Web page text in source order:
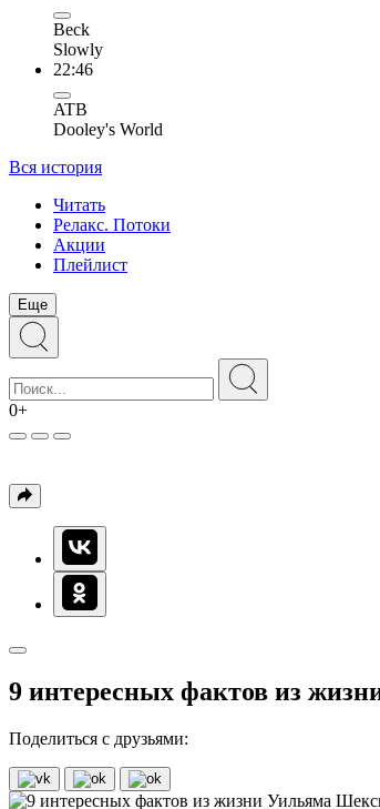
Beck
Slowly
22:46
ATB
Dooley's World
Вся история
Читать
Релакс. Потоки
Акции
Плейлист
Еще
0+
9 интересных фактов из
Поделиться с друзьями: